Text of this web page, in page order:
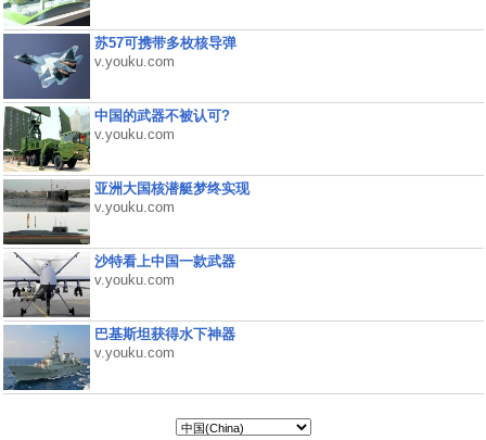
苏57可携带多枚核导弹
v.youku.com
中国的武器不被认可?
v.youku.com
亚洲大国核潜艇梦终实现
v.youku.com
沙特看上中国一款武器
v.youku.com
巴基斯坦获得水下神器
v.youku.com